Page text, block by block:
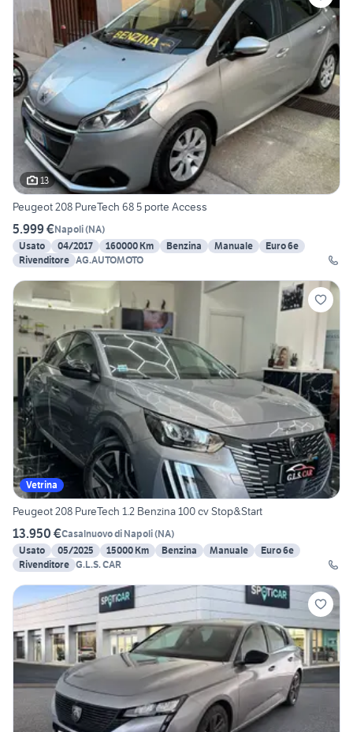
13
Peugeot 208 PureTech 68 5 porte Access
5.999 €Napoli(NA)
Usato
04/2017 160000 Km Benzina Manuale
Euro 6e
Rivenditore AG.AUTOMOTO
Vetrina
Peugeot 208 PureTech 1.2 Benzina 100 cv Stop&Start
13.950 €Casalnuovo di Napoli(NA)
Usato
05/2025 15000 Km Benzina Manuale
Euro 6e
Rivenditore G.L.S. CAR